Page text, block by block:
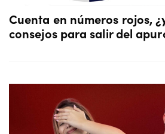
Cuenta en números rojos,
consejos para salir del